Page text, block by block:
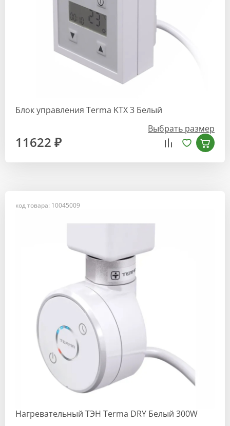
Блок управления Terma KTX 3 Белый
Выбрать размер
11622 ₽
код товара: 10045009
Нагревательный ТЭН Terma DRY Белый 300W